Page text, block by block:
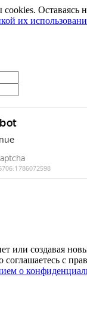
Оставаясь
их
или создавая
с
о